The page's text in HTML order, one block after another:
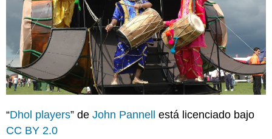
“Dhol players” deJohn Pannell está licenciado bajo
CC BY 2.0